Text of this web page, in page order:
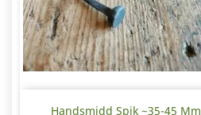
Handsmidd Spik ~35-45 Mm